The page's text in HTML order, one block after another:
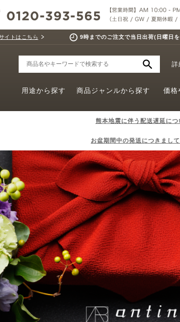
イトはこちら 9時までのご注文で当日出荷(日曜日
詳
用途から探す 商品ジャンルから探す 価格
熊本地震に伴う配送遅延につ
お盆期間中の発送につきまし